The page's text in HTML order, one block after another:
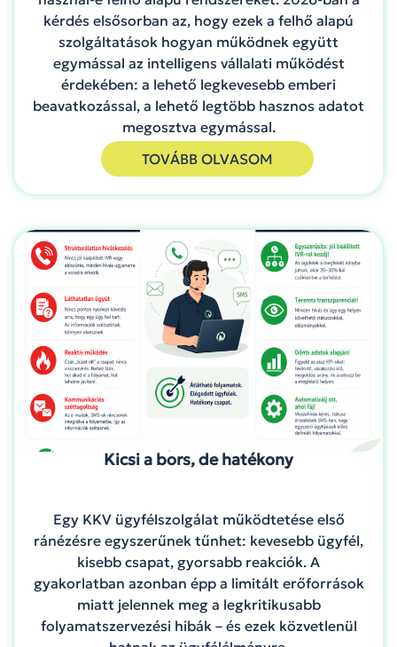
kérdés elsősorban az, hogy ezek a felhő alapú
szolgáltatások hogyan működnek együtt
egymással az intelligens vállalati működést
érdekében: a lehető legkevesebb emberi
beavatkozással, a lehető legtöbb hasznos adatot
megosztva egymással.
TOVÁBB OLVASOM
Kicsi a bors, de hatékony
Egy KKV ügyfélszolgálat működtetése első
ránézésre egyszerűnek tűnhet: kevesebb ügyfél,
kisebb csapat, gyorsabb reakciók. A
gyakorlatban azonban épp a limitált erőforrások
miatt jelennek meg a legkritikusabb
folyamatszervezési hibák – és ezek közvetlenül